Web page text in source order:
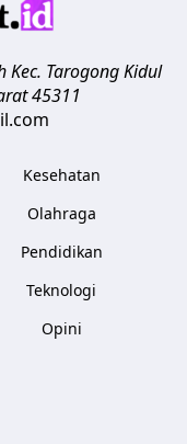
Kec. Tarogong Kidul
45311
Kesehatan
Olahraga
Pendidikan
Teknologi
Opini